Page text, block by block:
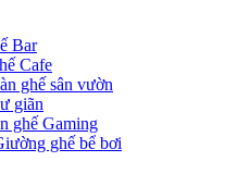
Bar
Cafe
ghế sân vườn
giãn
ghế Gaming
ghế bể bơi